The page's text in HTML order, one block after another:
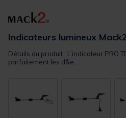
Indicateurs lumineux
Détails du produit : L’indicateur PRO
parfaitement les d&e...